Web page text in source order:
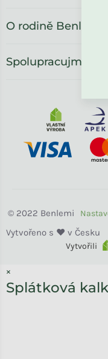
O rodině Benlemi
Spolupracujme
Vytvořili
Benlemi
×
Splátková